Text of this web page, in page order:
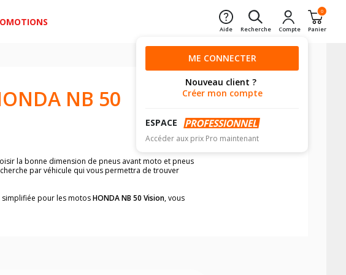
Aide Recherche Compte
0
Panier
ME CONNECTER
Nouveau client ?
Créer mon compte
ESPACE
Accéder aux prix Pro maintenant
NB 50
la bonne dimension de pneus avant moto et pneus
par véhicule qui vous permettra de trouver
simplifiée pour les motosHONDA NB 50 Vision, vous
sur le flanc des pneumatiques, dans le carnet de bord de